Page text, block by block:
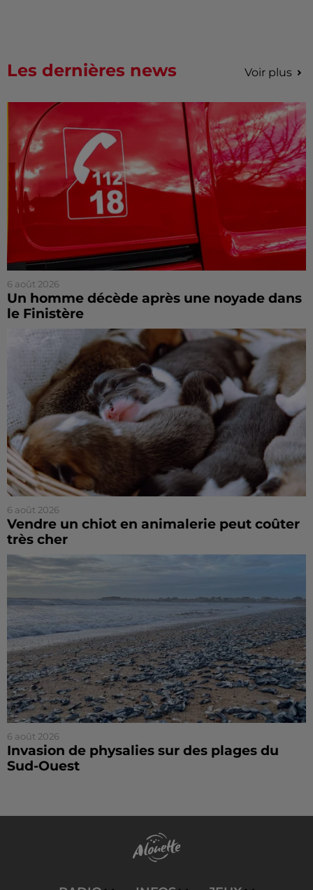
Les dernières news Voir plus
6 août 2026
Un homme décède après une noyade dans
le Finistère
6 août 2026
Vendre un chiot en animalerie peut coûter
très cher
6 août 2026
Invasion de physalies sur des plages du
Sud-Ouest